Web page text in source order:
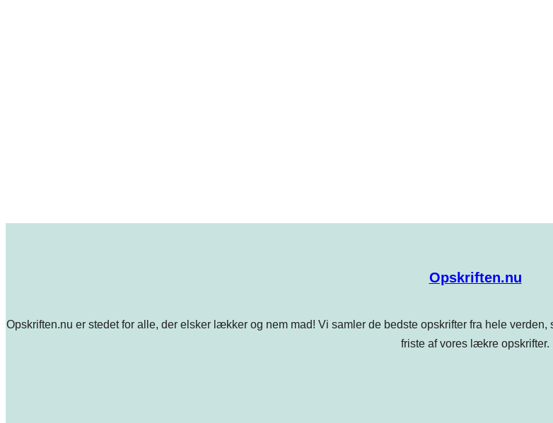
Opskriften.nu
Opskriften.nu er stedet for alle, der elsker lækker og nem mad! Vi samler de bedste opskrifter fra hele
friste af vores lækre opskrifter.